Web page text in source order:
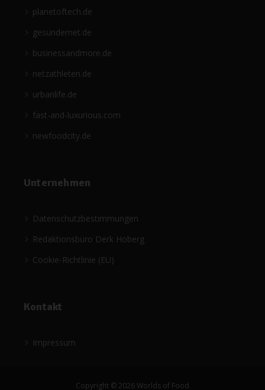
planetoftech.de
gesündernet.de
businessandmore.de
netzathleten.de
urbanlife.de
fast-and-luxurious.com
newfoodcity.de
Unternehmen
Datenschutzbestimmungen
Redaktionsbüro Derk Hoberg
Cookie-Richtlinie (EU)
Kontakt
Impressum
Copyright © 2026 Worlds of Food